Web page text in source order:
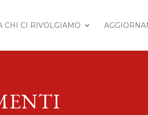
CHI CI RIVOLGIAMO